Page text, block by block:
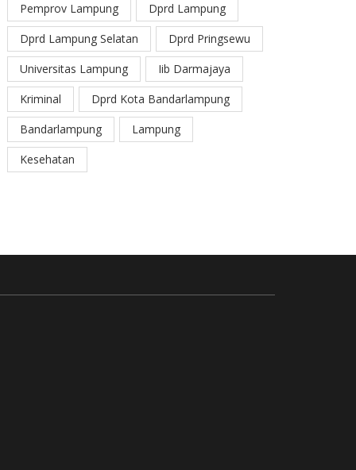
Pemprov Lampung
Dprd Lampung
Dprd Lampung Selatan
Dprd Pringsewu
Universitas Lampung
Iib Darmajaya
Kriminal
Dprd Kota Bandarlampung
Bandarlampung
Lampung
Kesehatan